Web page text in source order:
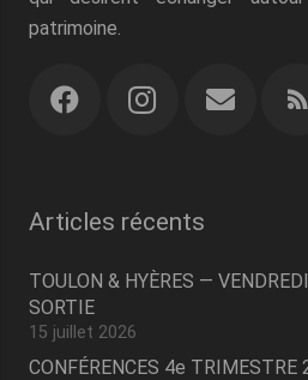
patrimoine.
Articles récents
TOULON & HYÈRES —
SORTIE
15 juillet 2026
CONFÉRENCES 4e TRIMESTRE